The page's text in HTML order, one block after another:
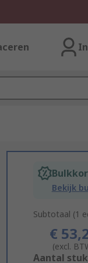
Bekijk
Subtotaal (1
€
(excl.
Add
Aantal